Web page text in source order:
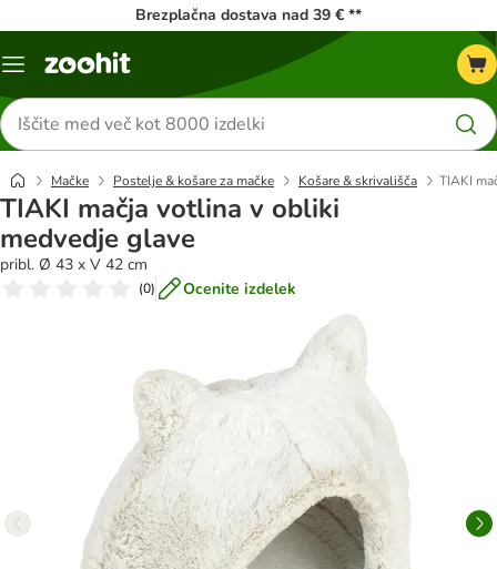
Brezplačna dostava nad 39 € **
Meni
Iskanje
izdelkov
Mačke Postelje & košare za mačke Košare & skrivališča TIAKI
TIAKI mačja votlina v obliki
medvedje glave
pribl. Ø 43 x V 42 cm
(0) Ocenite izdelek